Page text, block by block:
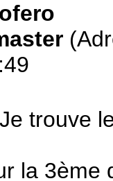
trouve
la 3ème